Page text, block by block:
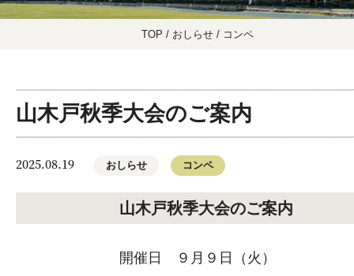
TOP / おしらせ / コンペ
山木戸秋季大会のご案内
2025.08.19 おしらせ コンペ
山木戸秋季大会のご案内
開催日 ９月９日（火）